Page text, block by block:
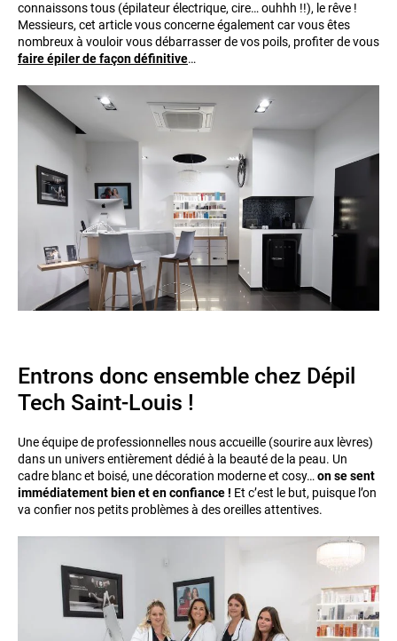
connaissons tous (épilateur électrique, cire… ouhhh !!), le rêve !
Messieurs, cet article vous concerne également car vous êtes
nombreux à vouloir vous débarrasser de vos poils, profiter de vous
faire épiler de façon définitive…
Entrons donc ensemble chez Dépil
Tech Saint-Louis !
Une équipe de professionnelles nous accueille (sourire aux lèvres)
dans un univers entièrement dédié à la beauté de la peau. Un
cadre blanc et boisé, une décoration moderne et cosy…on se sent
immédiatement bien et en confiance ! Et c’est le but, puisque l’on
va confier nos petits problèmes à des oreilles attentives.